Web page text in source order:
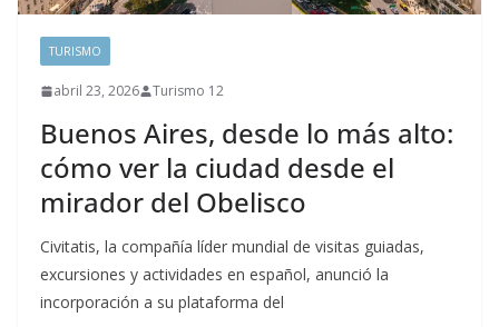
TURISMO
abril 23, 2026 Turismo 12
Buenos Aires, desde lo más alto:
cómo ver la ciudad desde el
mirador del Obelisco
Civitatis, la compañía líder mundial de visitas guiadas,
excursiones y actividades en español, anunció la
incorporación a su plataforma del